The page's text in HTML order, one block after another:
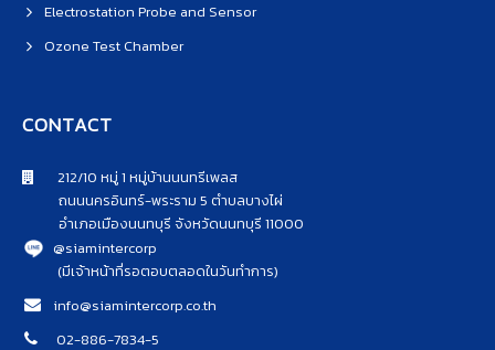
Electrostation Probe and Sensor
Ozone Test Chamber
CONTACT
212/10 หมู่ 1 หมู่บ้านนนทรีเพลส
ถนนนครอินทร์-พระราม 5 ตำบลบางไผ่
อำเภอเมืองนนทบุรี จังหวัดนนทบุรี 11000
@siamintercorp
(มีเจ้าหน้าที่รอตอบตลอดในวันทำการ)
info@siamintercorp.co.th
02-886-7834-5